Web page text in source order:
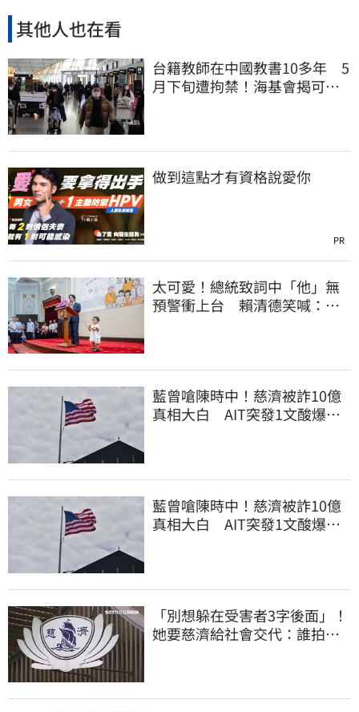
其他人也在看
台籍教師在中國教書10多年 5
月下旬遭拘禁！海基會揭可能
做到這點才有資格說愛你
PR
太可愛！總統致詞中「他」無
預警衝上台 賴清德笑喊：卸
藍曾嗆陳時中！慈濟被詐10億
真相大白 AIT突發1文酸爆…
藍曾嗆陳時中！慈濟被詐10億
真相大白 AIT突發1文酸爆…
「別想躲在受害者3字後面」！
她要慈濟給社會交代：誰拍板